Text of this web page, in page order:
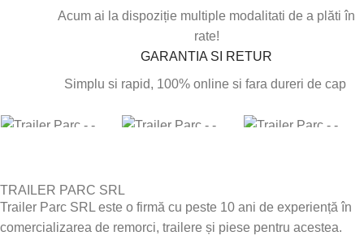
Acum ai la dispoziție multiple modalitati de a plăti în
rate!
GARANTIA SI RETUR
Simplu si rapid, 100% online si fara dureri de cap
TRAILER PARC SRL
Trailer Parc SRL este o firmă cu peste 10 ani de experiență în
comercializarea de remorci, trailere și piese pentru acestea.